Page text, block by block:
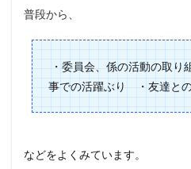
普段から、
・委員会、係の活動の取
事での活躍ぶり ・友達と
などをよくみています。